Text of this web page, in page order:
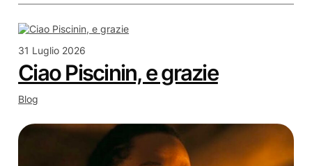
31 Luglio 2026
Ciao Piscinin, e grazie
Blog